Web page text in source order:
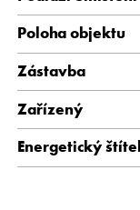
Poloha objektu
Zástavba
Zařízený
Energetický